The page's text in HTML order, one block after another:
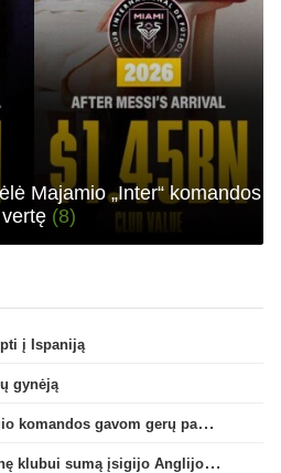
Majamio „Inter“ komandos
vertę (8)
į Ispaniją
gynėją
A. Tapinas: „Iš europinio lygio komandos gavom gerų pamokų“
Oficialu: „Leeds“ už rekordinę klubui sumą įsigijo Anglijos rinktinės vartininką